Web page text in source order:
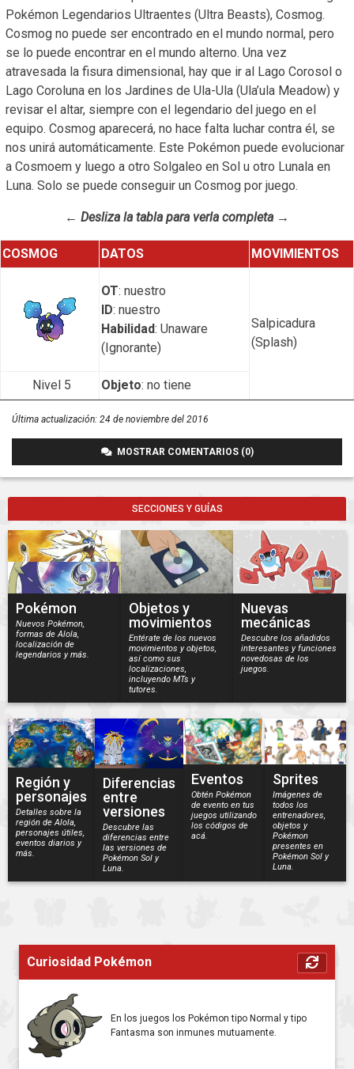
Pokémon Legendarios Ultraentes (Ultra Beasts), Cosmog.
Cosmog no puede ser encontrado en el mundo normal, pero
se lo puede encontrar en el mundo alterno. Una vez
atravesada la fisura dimensional, hay que ir al Lago Corosol o
Lago Coroluna en los Jardines de Ula-Ula (Ula’ula Meadow) y
revisar el altar, siempre con el legendario del juego en el
equipo. Cosmog aparecerá, no hace falta luchar contra él, se
nos unirá automáticamente. Este Pokémon puede evolucionar
a Cosmoem y luego a otro Solgaleo en Sol u otro Lunala en
Luna. Solo se puede conseguir un Cosmog por juego.
← Desliza la tabla para verla completa →
COSMOG DATOS MOVIMIENTOS
OT: nuestro
ID: nuestro
Habilidad: Unaware
(Ignorante)
Salpicadura
(Splash)
Nivel 5 Objeto: no tiene
Última actualización: 24 de noviembre del 2016
MOSTRAR COMENTARIOS (0)
SECCIONES Y GUÍAS
Pokémon
Nuevos Pokémon,
formas de Alola,
localización de
legendarios y más.
Objetos y
movimientos
Entérate de los nuevos
movimientos y objetos,
así como sus
localizaciones,
incluyendo MTs y
tutores.
Nuevas
mecánicas
Descubre los añadidos
interesantes y funciones
novedosas de los
juegos.
Región y
personajes
Detalles sobre la
región de Alola,
personajes útiles,
eventos diarios y
más.
Diferencias
entre
versiones
Descubre las
diferencias entre
las versiones de
Pokémon Sol y
Luna.
Eventos
Obtén Pokémon
de evento en tus
juegos utilizando
los códigos de
acá.
Sprites
Imágenes de
todos los
entrenadores,
objetos y
Pokémon
presentes en
Pokémon Sol y
Luna.
Curiosidad Pokémon
En los juegos los Pokémon tipo Normal y tipo
Fantasma son inmunes mutuamente.